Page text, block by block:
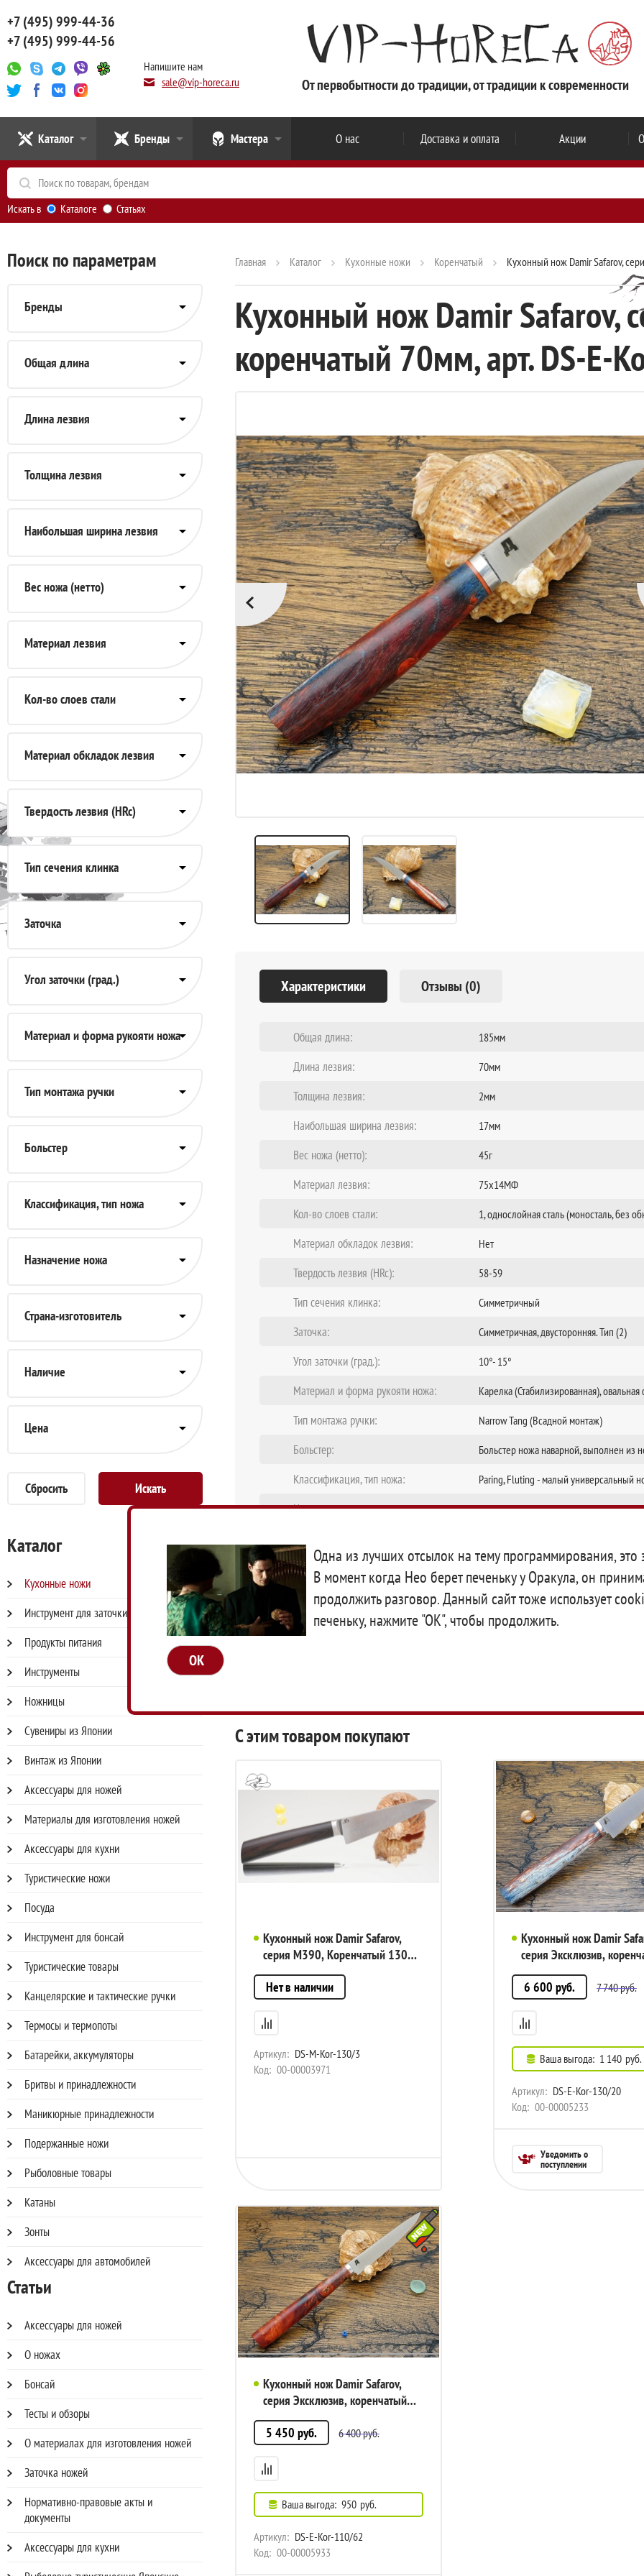
+7 (495) 999-44-36
+7 (495) 999-44-56
Напишите нам
sale@vip-horeca.ru
От первобытности до традиции, от традиции к современности
Каталог Бренды Мастера О нас Доставка и оплата Акции
Искать в Каталоге Статьях
Поиск по параметрам
Бренды
Общая длина
Длина лезвия
Толщина лезвия
Наибольшая ширина лезвия
Вес ножа (нетто)
Материал лезвия
Кол-во слоев стали
Материал обкладок лезвия
Твердость лезвия (HRc)
Тип сечения клинка
Заточка
Угол заточки (град.)
Материал и форма рукояти ножа
Тип монтажа ручки
Больстер
Классификация, тип ножа
Назначение ножа
Страна-изготовитель
Наличие
Цена
Сбросить
Каталог
Кухонные ножи
Инструмент для заточки и ухода
Продукты питания
Инструменты
Ножницы
Сувениры из Японии
Винтаж из Японии
Аксессуары для ножей
Материалы для изготовления ножей
Аксессуары для кухни
Туристические ножи
Посуда
Инструмент для бонсай
Туристические товары
Канцелярские и тактические ручки
Термосы и термопоты
Батарейки, аккумуляторы
Бритвы и принадлежности
Маникюрные принадлежности
Подержанные ножи
Рыболовные товары
Катаны
Зонты
Аксессуары для автомобилей
Статьи
Аксессуары для ножей
О ножах
Бонсай
Тесты и обзоры
О материалах для изготовления ножей
Заточка ножей
Нормативно-правовые акты и
документы
Аксессуары для кухни
Главная Каталог Кухонные ножи Коренчатый Кухонный нож Damir Safarov,
Кухонный нож Damir Safarov,
коренчатый 70мм, арт. DS-E-
Характеристики Отзывы (0)
Общая длина: 185мм
Длина лезвия: 70мм
Толщина лезвия: 2мм
Наибольшая ширина лезвия: 17мм
Вес ножа (нетто): 45г
Материал лезвия: 75х14МФ
Кол-во слоев стали: 1, однослойная сталь (моносталь, без
Материал обкладок лезвия: Нет
Твердость лезвия (HRc): 58-59
Тип сечения клинка: Симметричный
Заточка: Симметричная, двусторонняя. Тип (2)
Угол заточки (град.): 10°- 15°
Материал и форма рукояти ножа: Карелка (Стабилизированная),
Тип монтажа ручки: Narrow Tang (Всадной монтаж)
Больстер: Больстер ножа наварной, выполнен из
Классификация, тип ножа: Paring, Fluting - малый универсальный
Назначение ножа: Нож для очистки овощей и фруктов
Компания-производитель: Дамир Сафаров (Россия)
Страна-изготовитель: Россия
Сайт производителя: www.damir-knifes.ru
С этим товаром покупают
Кухонный нож Damir Safarov,
серия М390, Коренчатый 130мм
(ver 2.0), арт. DS-M-Kor-130/3
Нет в наличии
Артикул: DS-M-Kor-130/3
Код: 00-00003971
Кухонный нож Damir
серия Эксклюзив,
130мм, арт. DS-E-Kor-
6 600 руб. 7 740руб.
Ваша выгода: 1 140 руб.
Артикул: DS-E-Kor-130/20
Код: 00-00005233
Уведомить о
поступлении
Кухонный нож Damir Safarov,
серия Эксклюзив, коренчатый
110мм, арт. DS-E-Kor-110/62
5 450 руб. 6 400руб.
Ваша выгода: 950 руб.
Артикул: DS-E-Kor-110/62
Код: 00-00005933
Одна из лучших отсылок на тему программирования,
В момент когда Нео берет печеньку у Оракула, он
продолжить разговор. Данный сайт тоже использует
печеньку, нажмите "ОК", чтобы продолжить.
OK